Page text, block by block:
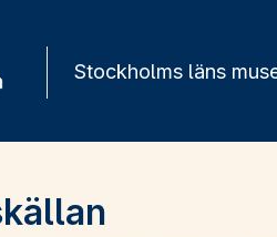
Stockholms läns